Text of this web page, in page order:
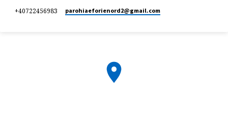
+40722456983
parohiaeforienord2​@gmail.com